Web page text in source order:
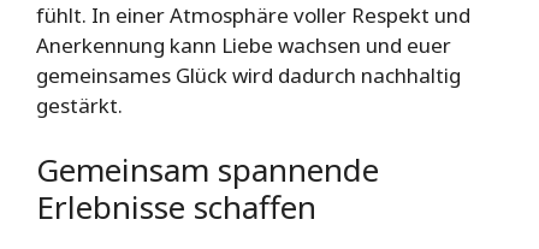
fühlt. In einer Atmosphäre voller Respekt und
Anerkennung kann Liebe wachsen und euer
gemeinsames Glück wird dadurch nachhaltig
gestärkt.
Gemeinsam spannende
Erlebnisse schaffen